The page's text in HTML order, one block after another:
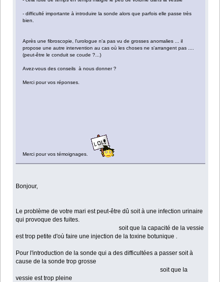
- difficulté importante à introduire la sonde alors que parfois elle passe très
bien.
Après une fibroscopie, l'urologue n'a pas vu de grosses anomalies ... il
propose une autre intervention au cas où les choses ne s'arrangent pas ....
(peut-être le conduit se coude ?...)
Avez-vous des conseils à nous donner ?
Merci pour vos réponses.
Merci pour vos témoignages.
Bonjour,
Le problème de votre mari est peut-être dû soit à une infection urinaire
qui provoque des fuites.
soit que la capacité de la vessie
est trop petite d'où faire une injection de la toxine botunique .
Pour l'introduction de la sonde qui a des difficultées a passer soit à
cause de la sonde trop grosse
soit que la
vessie est trop pleine